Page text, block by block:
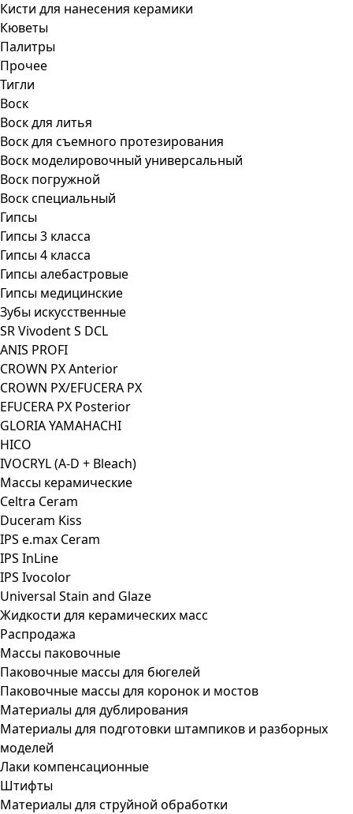
Кисти для нанесения керамики
Кюветы
Палитры
Прочее
Тигли
Воск
Воск для литья
Воск для съемного протезирования
Воск моделировочный универсальный
Воск погружной
Воск специальный
Гипсы
Гипсы 3 класса
Гипсы 4 класса
Гипсы алебастровые
Гипсы медицинские
Зубы искусственные
SR Vivodent S DCL
ANIS PROFI
CROWN PX Anterior
CROWN PX/EFUCERA PX
EFUCERA PX Posterior
GLORIA YAMAHACHI
HICO
IVOCRYL (A-D + Bleach)
Массы керамические
Celtra Ceram
Duceram Kiss
IPS e.max Ceram
IPS InLine
IPS Ivocolor
Universal Stain and Glaze
Жидкости для керамических масс
Распродажа
Массы паковочные
Паковочные массы для бюгелей
Паковочные массы для коронок и мостов
Материалы для дублирования
Материалы для подготовки штампиков и разборных
моделей
Лаки компенсационные
Штифты
Материалы для струйной обработки